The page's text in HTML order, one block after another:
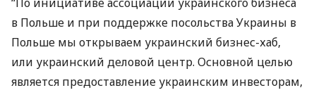
в Польше и при поддержке посольства Украины в
Польше мы открываем украинский бизнес-хаб,
или украинский деловой центр. Основной целью
является предоставление украинским инвесторам,